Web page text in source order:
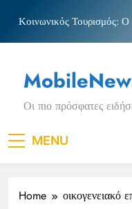
content
Κοινωνικός Τουρισμός:
Νέα Κρήτη: Σαρακήνικο
ΟΦΗ»
Πριγκιπάτο Στάδιο
Κοινωνικός Τουρισμός:
τις αιτήσεις
Μπέσσυ αργυράκη
Νέα Κρήτη: Σαρακήνικο
Οι πιο πρόσφατες
MENU
Home οικογενειακό